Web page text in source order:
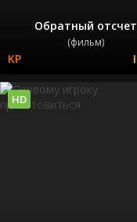
Обратный отсчет
(фильм)
HD